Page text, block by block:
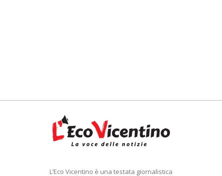
L’Eco Vicentino è una testata giornalistica